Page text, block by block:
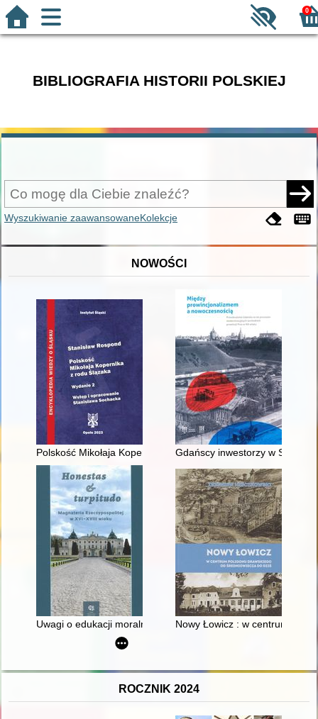
0
BIBLIOGRAFIA HISTORII POLSKIEJ
Wyszukiwanie zaawansowaneKolekcje
NOWOŚCI
Polskość Mikołaja Kopernika z rodu Ślązaka
Gdańscy inwestorzy w
Uwagi o edukacji moralnej synów szlacheckich w XVI-
Nowy Łowicz : w centrum
ROCZNIK 2024